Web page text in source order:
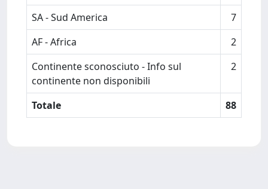
SA - Sud America
7
AF - Africa
2
Continente sconosciuto - Info sul
continente non disponibili
2
Totale 88